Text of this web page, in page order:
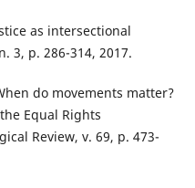
as intersectional
3, p. 286-314, 2017.
do movements matter?
Equal Rights
Review, v. 69, p. 473-